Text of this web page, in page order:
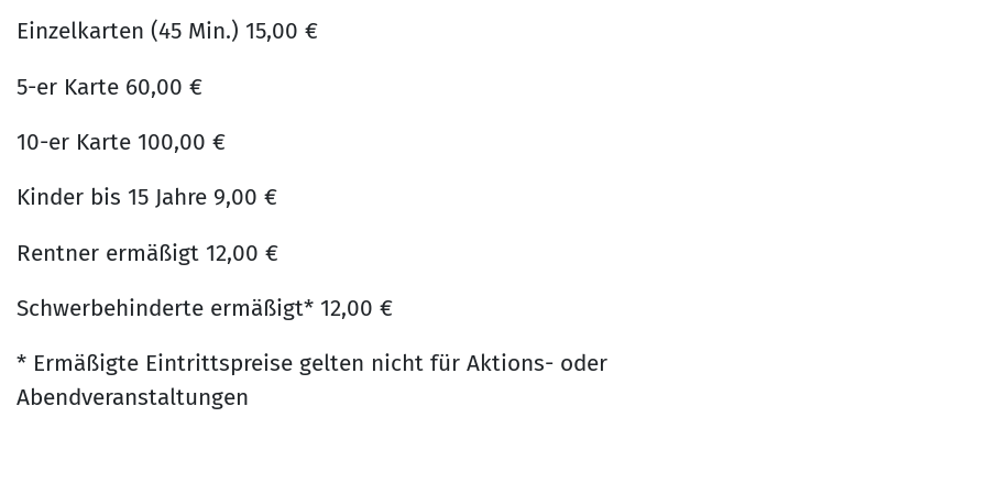
Einzelkarten (45 Min.) 15,00 €
5-er Karte 60,00 €
10-er Karte 100,00 €
Kinder bis 15 Jahre 9,00 €
Rentner ermäßigt 12,00 €
Schwerbehinderte ermäßigt* 12,00 €
* Ermäßigte Eintrittspreise gelten nicht für Aktions- oder
Abendveranstaltungen